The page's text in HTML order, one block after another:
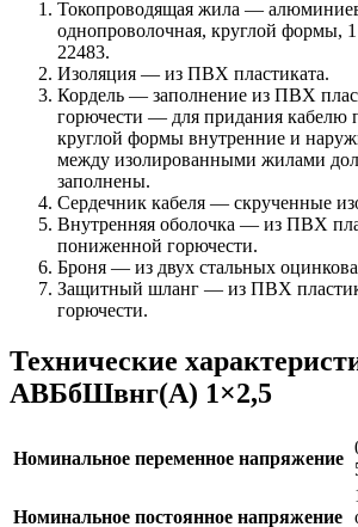
Токопроводящая жила —
однопроволочная, круглой формы,
22483.
Изоляция — из ПВХ пластиката.
Кордель — заполнение из ПВХ
горючести — для придания кабелю
круглой формы внутренние и
между изолированными жилами
заполнены.
Сердечник кабеля — скрученные
Внутренняя оболочка — из ПВХ
пониженной горючести.
Броня — из двух стальных
Защитный шланг — из ПВХ
горючести.
Технические
АВБбШвнг(А) 1×2,5
Номинальное переменное напряжение
Номинальное постоянное напряжение